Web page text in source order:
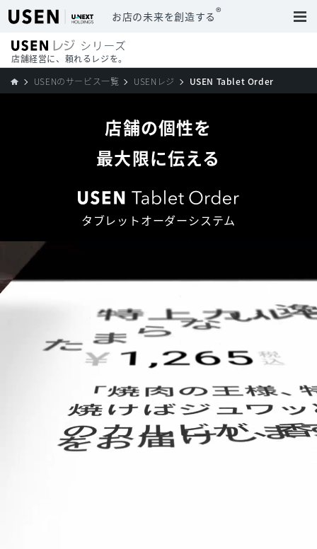
お店の未来を創造する®
店舗経営に、頼れるレジを。
USENのサービス一覧
USENレジ USEN Tablet Order
店舗の個性を
最大限に伝える
タブレットオーダーシステム